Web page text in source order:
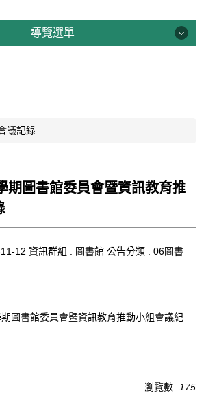
導覽選單
議記錄
期圖書館委員會暨資訊教育推
12 資訊群組 : 圖書館 公告分類 : 06圖書
圖書館委員會暨資訊教育推動小組會議紀
瀏覽數: 175